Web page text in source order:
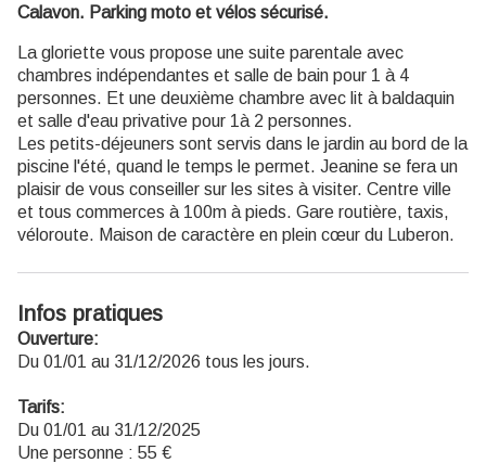
Calavon. Parking moto et vélos sécurisé.
La gloriette vous propose une suite parentale avec
chambres indépendantes et salle de bain pour 1 à 4
personnes. Et une deuxième chambre avec lit à baldaquin
et salle d'eau privative pour 1à 2 personnes.
Les petits-déjeuners sont servis dans le jardin au bord de la
piscine l'été, quand le temps le permet. Jeanine se fera un
plaisir de vous conseiller sur les sites à visiter. Centre ville
et tous commerces à 100m à pieds. Gare routière, taxis,
véloroute. Maison de caractère en plein cœur du Luberon.
Infos pratiques
Ouverture:
Du 01/01 au 31/12/2026 tous les jours.
Tarifs:
Du 01/01 au 31/12/2025
Une personne : 55 €